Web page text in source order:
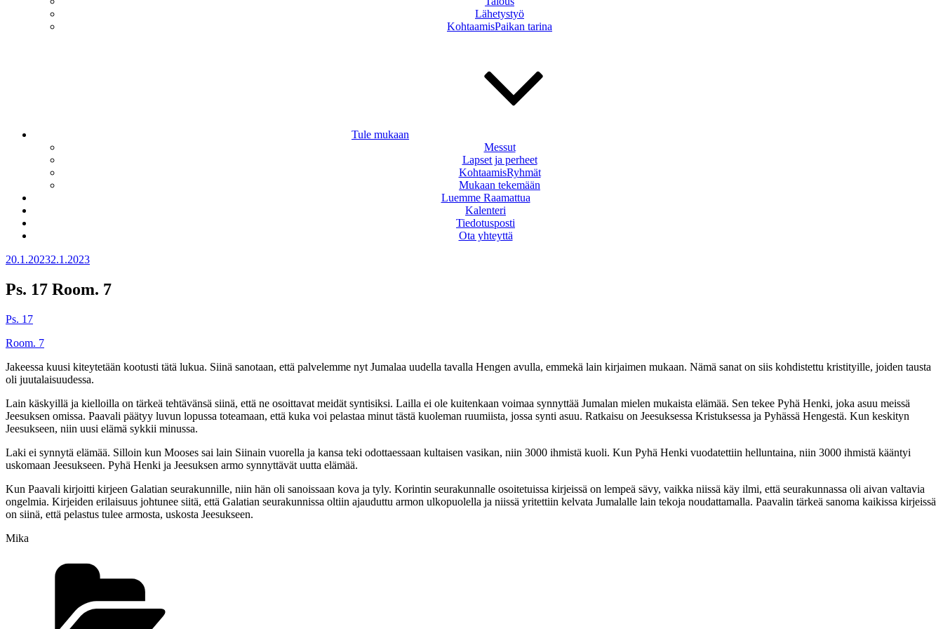
Lähetystyö
KohtaamisPaikan tarina
Tule mukaan
Messut
Lapset ja perheet
KohtaamisRyhmät
Mukaan tekemään
Luemme Raamattua
Kalenteri
Tiedotusposti
Ota yhteyttä
Julkaistu
20.1.20232.1.2023
Ps. 17 Room. 7
Ps. 17
Room. 7
Jakeessa kuusi kiteytetään kootusti tätä lukua. Siinä sanotaan, että palvelemme nyt Jumalaa uudella tavalla Hengen avulla, emmekä lain kirjaimen mukaan. Nämä sanat on siis kohdistettu kristityille, joiden tausta
oli juutalaisuudessa.
Lain käskyillä ja kielloilla on tärkeä tehtävänsä siinä, että ne osoittavat meidät syntisiksi. Lailla ei ole kuitenkaan voimaa synnyttää Jumalan mielen mukaista elämää. Sen tekee Pyhä Henki, joka asuu meissä
Jeesuksen omissa. Paavali päätyy luvun lopussa toteamaan, että kuka voi pelastaa minut tästä kuoleman ruumiista, jossa synti asuu. Ratkaisu on Jeesuksessa Kristuksessa ja Pyhässä Hengestä. Kun keskityn
Jeesukseen, niin uusi elämä sykkii minussa.
Laki ei synnytä elämää. Silloin kun Mooses sai lain Siinain vuorella ja kansa teki odottaessaan kultaisen vasikan, niin 3000 ihmistä kuoli. Kun Pyhä Henki vuodatettiin helluntaina, niin 3000 ihmistä kääntyi
uskomaan Jeesukseen. Pyhä Henki ja Jeesuksen armo synnyttävät uutta elämää.
Kun Paavali kirjoitti kirjeen Galatian seurakunnille, niin hän oli sanoissaan kova ja tyly. Korintin seurakunnalle osoitetuissa kirjeissä on lempeä sävy, vaikka niissä käy ilmi, että seurakunnassa oli aivan valtavia
ongelmia. Kirjeiden erilaisuus johtunee siitä, että Galatian seurakunnissa oltiin ajauduttu armon ulkopuolella ja niissä yritettiin kelvata Jumalalle lain tekoja noudattamalla. Paavalin tärkeä sanoma kaikissa kirjeissä
on siinä, että pelastus tulee armosta, uskosta Jeesukseen.
Mika